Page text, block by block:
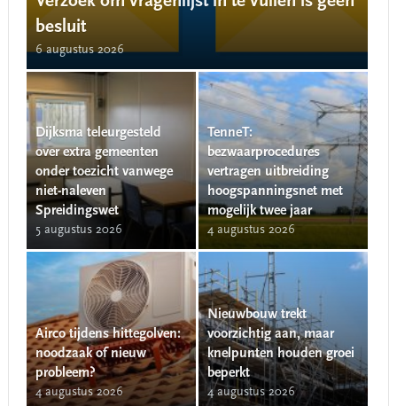
besluit
6 augustus 2026
Dijksma teleurgesteld
over extra gemeenten
onder toezicht vanwege
niet-naleven
Spreidingswet
5 augustus 2026
TenneT:
bezwaarprocedures
vertragen uitbreiding
hoogspanningsnet met
mogelijk twee jaar
4 augustus 2026
Airco tijdens hittegolven:
noodzaak of nieuw
probleem?
4 augustus 2026
Nieuwbouw trekt
voorzichtig aan, maar
knelpunten houden groei
beperkt
4 augustus 2026